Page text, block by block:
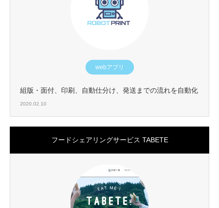
webアプリ
組版・面付、印刷、自動仕分け、発送までの流れを自動化
2020.02.10
フードシェアリングサービス TABETE